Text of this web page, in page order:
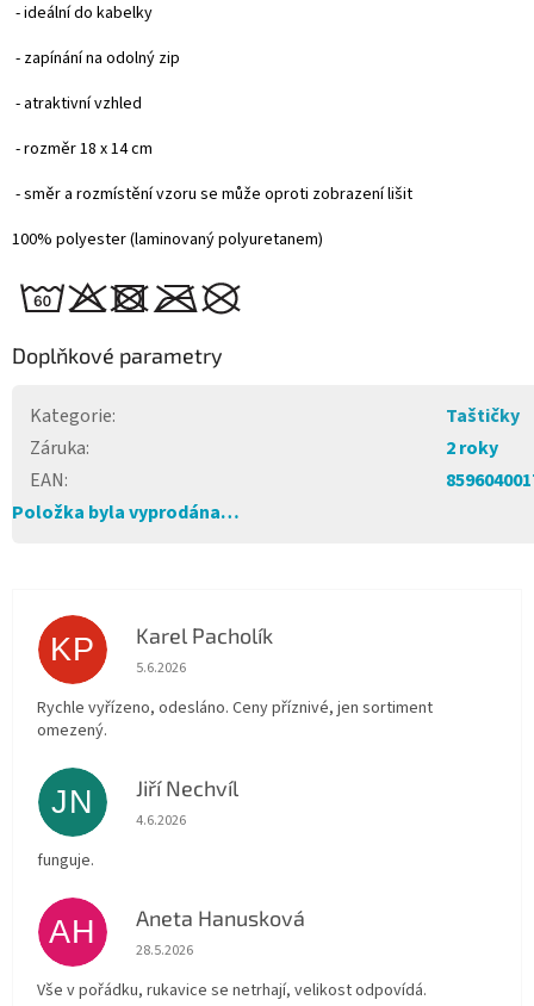
- ideální do kabelky
- zapínání na odolný zip
- atraktivní vzhled
- rozměr 18 x 14 cm
- směr a rozmístění vzoru se může oproti zobrazení lišit
100% polyester (laminovaný polyuretanem)
Doplňkové parametry
Kategorie:
Taštičky
Záruka:
2 roky
EAN:
Položka byla vyprodána…
KP Karel Pacholík
Hodnocení obchodu je 4 z 5 hvězdiček.
5.6.2026
Rychle vyřízeno, odesláno. Ceny příznivé, jen sortiment
omezený.
JN Jiří Nechvíl
Hodnocení obchodu je 5 z 5 hvězdiček.
4.6.2026
funguje.
AH Aneta Hanusková
Hodnocení obchodu je 5 z 5 hvězdiček.
28.5.2026
Vše v pořádku, rukavice se netrhají, velikost odpovídá.